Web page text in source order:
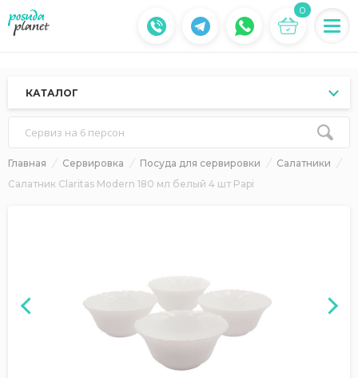
0
КАТАЛОГ
Сервиз на 6 персон
Главная Сервировка Посуда для сервировки
Салатники
Салатник Claritas Modern 180 мл белый 4 шт Papi